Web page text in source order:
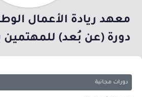
معهد ريادة الأعمال
دورة (عن بُعد) للمهتمين
دورات مجانية